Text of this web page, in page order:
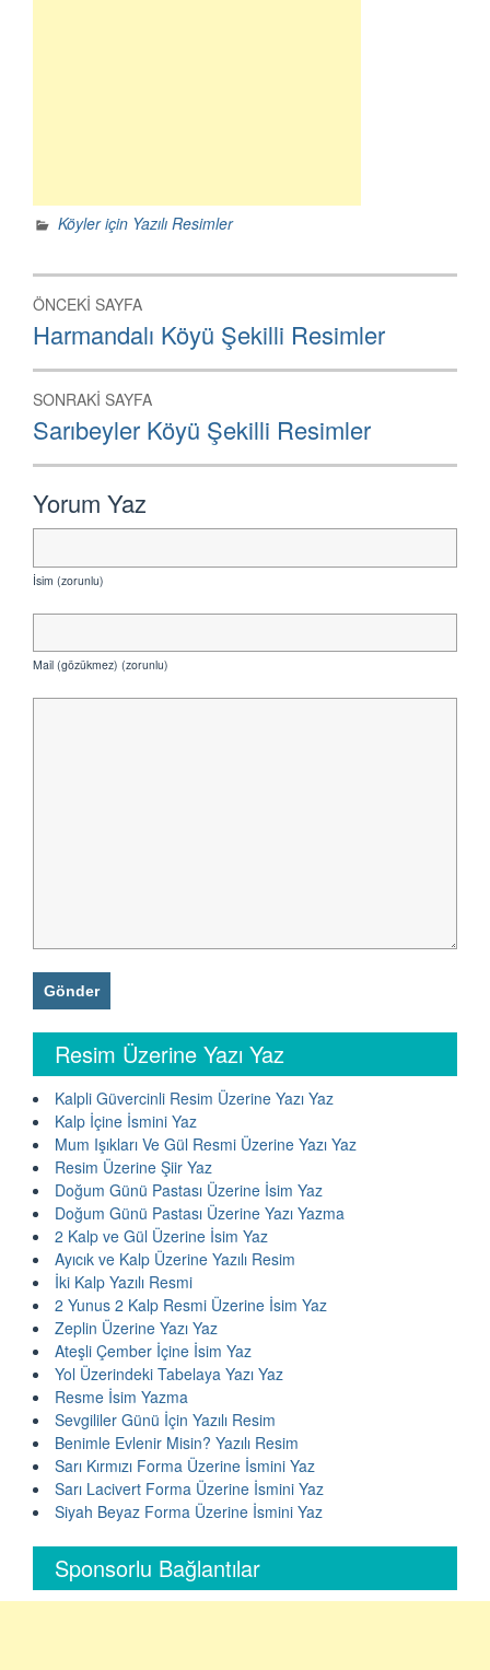
Köyler için Yazılı Resimler
Yazı
dolaşımı
ÖNCEKI SAYFA
Önceki
Sayfa:
Harmandalı Köyü Şekilli Resimler
SONRAKI SAYFA
Sonraki
Sayfa:
Sarıbeyler Köyü Şekilli Resimler
Yorum Yaz
İsim (zorunlu)
Mail (gözükmez) (zorunlu)
Resim Üzerine Yazı Yaz
Kalpli Güvercinli Resim Üzerine Yazı Yaz
Kalp İçine İsmini Yaz
Mum Işıkları Ve Gül Resmi Üzerine Yazı Yaz
Resim Üzerine Şiir Yaz
Doğum Günü Pastası Üzerine İsim Yaz
Doğum Günü Pastası Üzerine Yazı Yazma
2 Kalp ve Gül Üzerine İsim Yaz
Ayıcık ve Kalp Üzerine Yazılı Resim
İki Kalp Yazılı Resmi
2 Yunus 2 Kalp Resmi Üzerine İsim Yaz
Zeplin Üzerine Yazı Yaz
Ateşli Çember İçine İsim Yaz
Yol Üzerindeki Tabelaya Yazı Yaz
Resme İsim Yazma
Sevgililer Günü İçin Yazılı Resim
Benimle Evlenir Misin? Yazılı Resim
Sarı Kırmızı Forma Üzerine İsmini Yaz
Sarı Lacivert Forma Üzerine İsmini Yaz
Siyah Beyaz Forma Üzerine İsmini Yaz
Sponsorlu Bağlantılar